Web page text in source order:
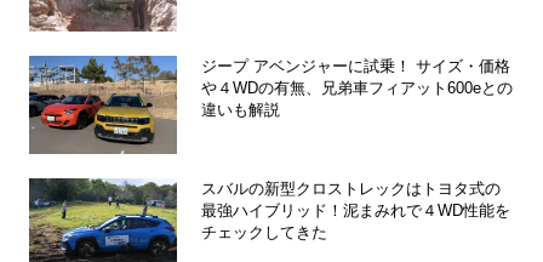
ジープ アベンジャーに試乗！ サイズ・価格
や４WDの有無、兄弟車フィアット600eとの
違いも解説
スバルの新型クロストレックはトヨタ式の
最強ハイブリッド！泥まみれで４WD性能を
チェックしてきた